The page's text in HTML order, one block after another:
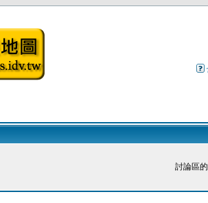
討論區